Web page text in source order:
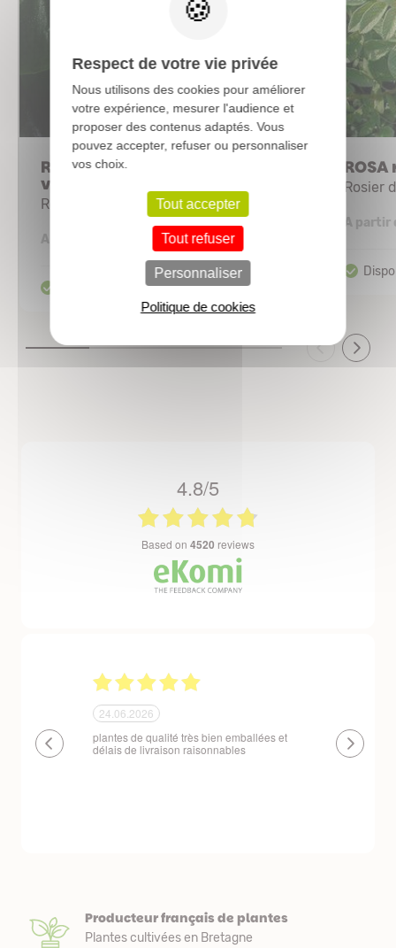
ROSIER grimpant 'New
vesuvia'
Rosier grimpant
A partir de 41,68 €
Rosier
A partir
4.8/5
based on 4520 reviews
24.06.2026
plantes de qualité très bien emballées et
délais de livraison raisonnables
Un site que
réserve. La
livraison
Producteur français de plantes
Plantes cultivées en Bretagne
Respect de votre vie privée
Nous utilisons des cookies pour améliorer
votre expérience, mesurer l'audience et
proposer des contenus adaptés. Vous
pouvez accepter, refuser ou personnaliser
vos choix.
Tout accepter
Tout refuser
Personnaliser
Politique de cookies